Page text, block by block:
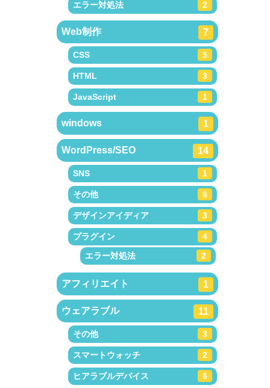
エラー対処法 2
Web制作 7
CSS 5
HTML 3
JavaScript 1
windows 1
WordPress/SEO 14
SNS 1
その他 6
デザインアイディア 3
プラグイン
4
エラー対処法
2
アフィリエイト 1
ウェアラブル 11
その他 3
スマートウォッチ 2
ヒアラブルデバイス 6